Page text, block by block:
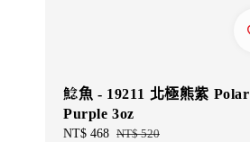
鯰魚 - 19211 北極熊紫 Polar
Purple 3oz
Sale
NT$ 468 Regular
NT$ 520